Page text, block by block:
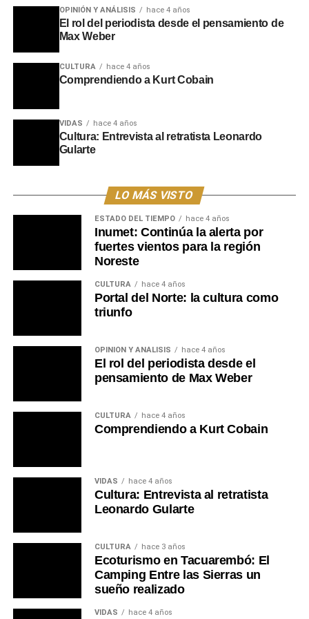
Foto alcalde Asdrúbal Rodríguez.
Ana Camejo Asume en Villa
Ansina
Finalmente, Ana Camejo
de Villa Ansina, manifestando su compromiso de trabajar
en conjunto con el intendente Wilson Ezquerra y la
comunidad para impulsar el desarrollo y mejorar la
OPINIÓN Y ANÁLISIS hace 4 años
El rol del periodista desde el pensamiento de
Max Weber
CULTURA hace 4 años
Comprendiendo a Kurt Cobain
VIDAS hace 4 años
Cultura: Entrevista al retratista Leonardo
Gularte
LO MÁS VISTO
ESTADO DEL TIEMPO hace 4 años
Inumet: Continúa la alerta por
fuertes vientos para la región
Noreste
CULTURA hace 4 años
Portal del Norte: la cultura como
triunfo
OPINIÓN Y ANÁLISIS hace 4 años
El rol del periodista desde el
pensamiento de Max Weber
CULTURA hace 4 años
Comprendiendo a Kurt Cobain
VIDAS hace 4 años
Cultura: Entrevista al retratista
Leonardo Gularte
CULTURA hace 3 años
Ecoturismo en Tacuarembó: El
Camping Entre las Sierras un
sueño realizado
VIDAS hace 4 años